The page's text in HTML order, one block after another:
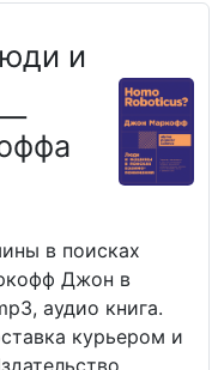
и
—
в поисках
Джон в
аудио книга.
курьером и